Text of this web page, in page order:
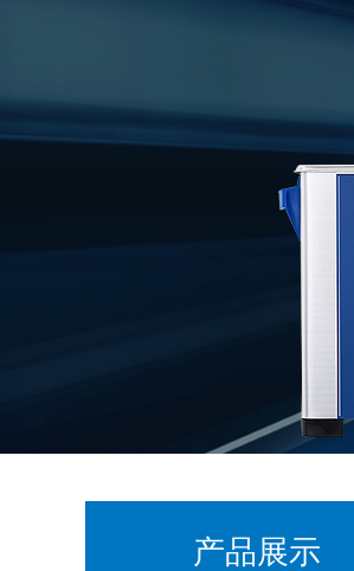
产品展示